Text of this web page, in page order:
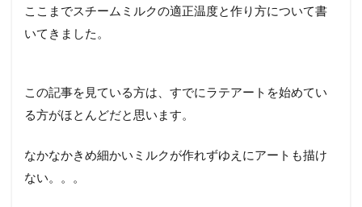
ここまでスチームミルクの適正温度と作り方について書
いてきました。
この記事を見ている方は、すでにラテアートを始めてい
る方がほとんどだと思います。
なかなかきめ細かいミルクが作れずゆえにアートも描け
ない。。。